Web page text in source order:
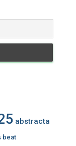
abstracta
beat